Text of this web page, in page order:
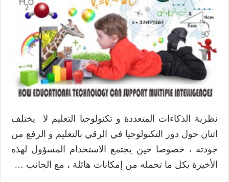
نظرية الذكاءات المتعددة و تكنولوجيا التعليم لا يختلف
اثنان حول دور التكنولوجيا في الرقي بالتعليم و الرفع من
جودته ، خصوصا حين يجتمع الاستخدام المسؤول لهذه
الأخيرة بكل ما تحمله من إمكانات هائلة ، مع الجانب …